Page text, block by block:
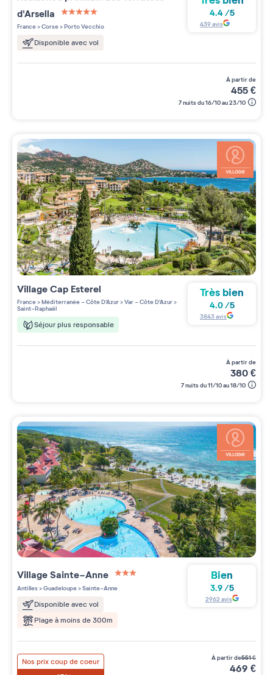
d'Arsella
5 étoiles sur 5
France>Corse>Porto Vecchio
Disponible avec vol
4.4/5
439avis
à partir de
455€
7 nuits du 16/10 au 23/10
VillageCap Esterel
France>Méditerranée - Côte D'Azur>Var - Côte D'Azur>
Saint-Raphaël
Séjour plus responsable
Très bien
4.0/5
3843avis
à partir de
380€
7 nuits du 11/10 au 18/10
VillageSainte-Anne
3 étoiles sur 5
Antilles>Guadeloupe>Sainte-Anne
Disponible avec vol
Plage à moins de 300m
Bien
3.9/5
2962 avis
Nos prix coup de coeur à partir de551€
469 €